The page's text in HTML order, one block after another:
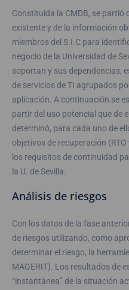
Constituida la CMDB, se partió
existente y de la información
miembros del S.I.C para
negocio de la Universidad de
soportan y sus dependencias,
de servicios de TI agrupados
aplicación. A continuación se
partir del uso potencial que de
determinó, para cada uno de
objetivos de recuperación
los requisitos de continuidad
la U. de Sevilla.
Análisis de riesgos
Con los datos de la fase
de riesgos utilizando, como
determinar el riesgo, la
MAGERIT). Los resultados de
“instantánea” de la situación